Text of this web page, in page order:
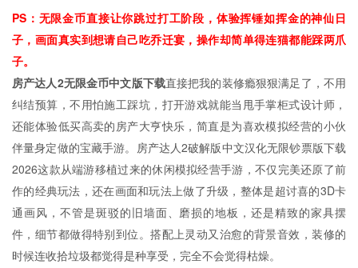
PS：无限金币直接让你跳过打工阶段，体验挥锤如挥金的神仙日
子，画面真实到想请自己吃乔迁宴，操作却简单得连猫都能踩两爪
子。
房产达人2无限金币中文版下载直接把我的装修瘾狠狠满足了，不用
纠结预算，不用怕施工踩坑，打开游戏就能当甩手掌柜式设计师，
还能体验低买高卖的房产大亨快乐，简直是为喜欢模拟经营的小伙
伴量身定做的宝藏手游。房产达人2破解版中文汉化无限钞票版下载
2026这款从端游移植过来的休闲模拟经营手游，不仅完美还原了前
作的经典玩法，还在画面和玩法上做了升级，整体是超讨喜的3D卡
通画风，不管是斑驳的旧墙面、磨损的地板，还是精致的家具摆
件，细节都做得特别到位。搭配上灵动又治愈的背景音效，装修的
时候连收拾垃圾都觉得是种享受，完全不会觉得枯燥。